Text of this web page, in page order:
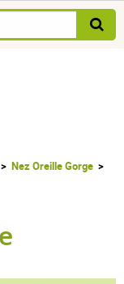
Nez Oreille Gorge